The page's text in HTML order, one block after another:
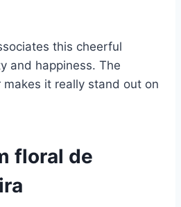
this cheerful
and happiness. The
it really stand out on
floral de